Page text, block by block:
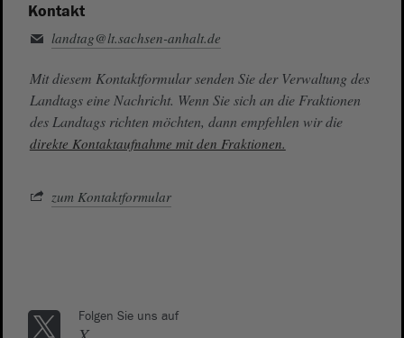
Kontakt
landtag@lt.sachsen-anhalt.de
Mit diesem Kontaktformular senden Sie der Verwaltung des
Landtags eine Nachricht. Wenn Sie sich an die Fraktionen
des Landtags richten möchten, dann empfehlen wir die
direkte Kontaktaufnahme mit den Fraktionen.
zum Kontaktformular
Folgen Sie uns auf